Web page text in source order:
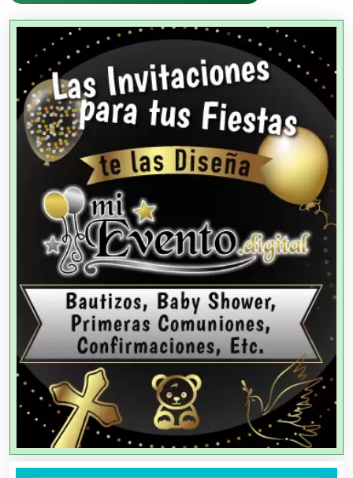
Agencias Aduanales
Agencias de Autos
Agencias de Cobranza
Agencias de Colocación
Agencias de Modelos
Agencias de Publicidad
Agencias de Viajes
Agricultores